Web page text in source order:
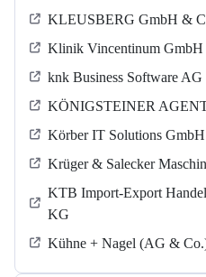
KLEUSBERG GmbH &
Klinik Vincentinum
knk Business Software AG
KÖNIGSTEINER
Körber IT Solutions GmbH
Krüger & Salecker
KTB Import-Export
KG
Kühne + Nagel (AG &